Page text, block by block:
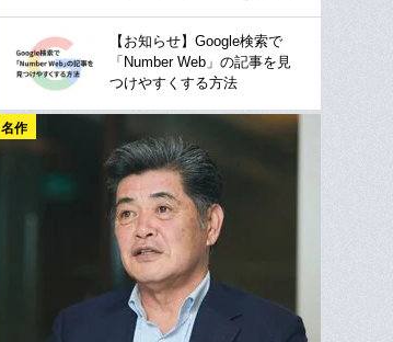
【お知らせ】Google検索で
「Number Web」の記事を見
つけやすくする方法
名作